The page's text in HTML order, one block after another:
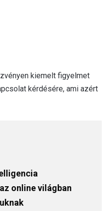
kiemelt figyelmet
kérdésére, ami azért
online világban